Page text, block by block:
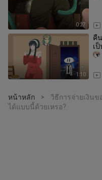
0:27
1:10
คื
เ
หน้าหลัก >
วิธีการจ่ายเงิน
ได้แบบนี้ด้วยเหรอ?